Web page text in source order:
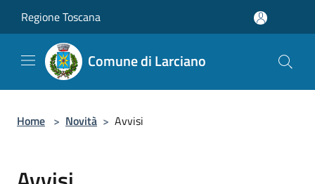
Regione Toscana
Comune di Larciano
Home > Novità > Avvisi